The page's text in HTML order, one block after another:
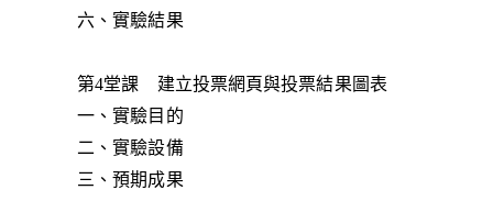
六、實驗結果
第4堂課 建立投票網頁與投票結果圖表
一、實驗目的
二、實驗設備
三、預期成果